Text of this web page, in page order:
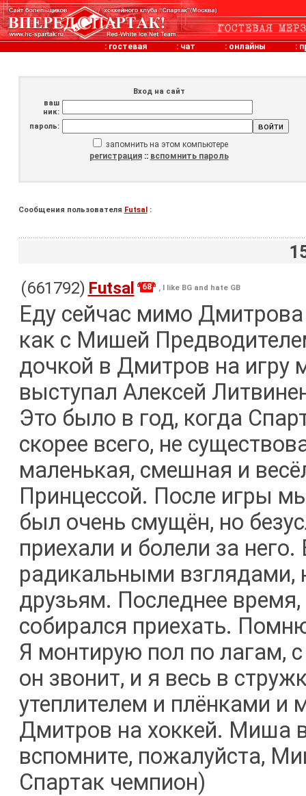
: гостевая : чат : онлайны :
Вход на сайт
ваш
ник:
пароль:
запомнить на этом компьютере
регистрация:: вспомнить пароль
Сообщения пользователя Futsal:
(661792) Futsal 68 , I like BG and hate GB
Еду сейчас мимо Дмитрова
как с Мишей
дочкой в Дмитров на игру
выступал Алексей
Это было в год, когда
скорее всего, не
маленькая, смешная и
Принцессой. После игры
был очень смущён, но
приехали и болели за
радикальными взглядами,
друзьям. Последнее
собирался приехать.
Я монтирую пол по лагам,
он звонит, и я весь в
утеплителем и плёнками и
Дмитров на хоккей. Миша
вспомните, пожалуйста,
Спартак чемпион)